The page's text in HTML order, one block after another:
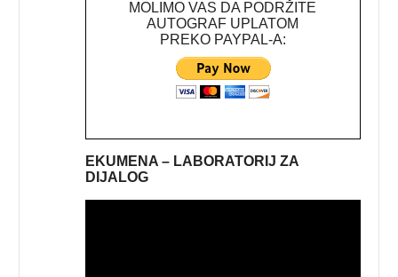
MOLIMO VAS DA PODRŽITE
AUTOGRAF UPLATOM
PREKO PAYPAL-A:
EKUMENA – LABORATORIJ ZA
DIJALOG